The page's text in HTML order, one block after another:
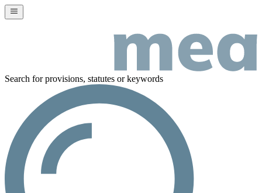
Search for provisions, statutes or keywords